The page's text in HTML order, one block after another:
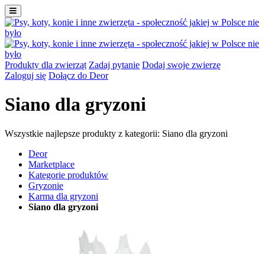
Produkty dla zwierząt Zadaj pytanie Dodaj swoje zwierzę
Zaloguj się Dołącz do Deor
Siano dla gryzoni
Wszystkie najlepsze produkty z kategorii: Siano dla gryzoni
Deor
Marketplace
Kategorie produktów
Gryzonie
Karma dla gryzoni
Siano dla gryzoni